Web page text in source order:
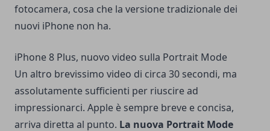
fotocamera, cosa che la versione tradizionale dei
nuovi iPhone non ha.
iPhone 8 Plus, nuovo video sulla Portrait Mode
Un altro brevissimo video di circa 30 secondi, ma
assolutamente sufficienti per riuscire ad
impressionarci. Apple è sempre breve e concisa,
arriva diretta al punto. La nuova Portrait Mode